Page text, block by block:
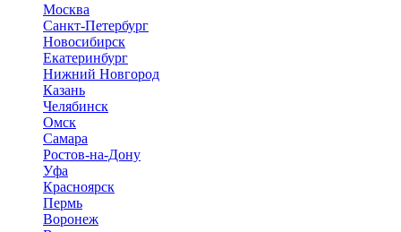
Москва
Санкт-Петербург
Новосибирск
Екатеринбург
Нижний Новгород
Казань
Челябинск
Омск
Самара
Ростов-на-Дону
Уфа
Красноярск
Пермь
Воронеж